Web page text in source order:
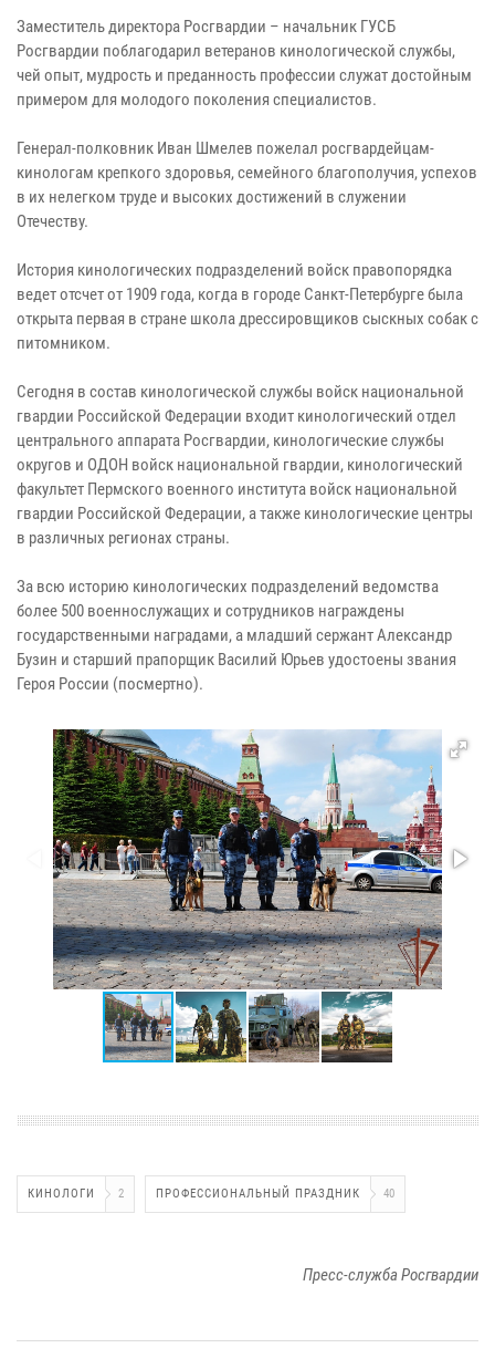
Заместитель директора Росгвардии – начальник ГУСБ
Росгвардии поблагодарил ветеранов кинологической службы,
чей опыт, мудрость и преданность профессии служат достойным
примером для молодого поколения специалистов.
Генерал-полковник Иван Шмелев пожелал росгвардейцам-
кинологам крепкого здоровья, семейного благополучия, успехов
в их нелегком труде и высоких достижений в служении
Отечеству.
История кинологических подразделений войск правопорядка
ведет отсчет от 1909 года, когда в городе Санкт-Петербурге была
открыта первая в стране школа дрессировщиков сыскных собак с
питомником.
Сегодня в состав кинологической службы войск национальной
гвардии Российской Федерации входит кинологический отдел
центрального аппарата Росгвардии, кинологические службы
округов и ОДОН войск национальной гвардии, кинологический
факультет Пермского военного института войск национальной
гвардии Российской Федерации, а также кинологические центры
в различных регионах страны.
За всю историю кинологических подразделений ведомства
более 500 военнослужащих и сотрудников награждены
государственными наградами, а младший сержант Александр
Бузин и старший прапорщик Василий Юрьев удостоены звания
Героя России (посмертно).
КИНОЛОГИ 2 ПРОФЕССИОНАЛЬНЫЙ ПРАЗДНИК 40
Пресс-служба Росгвардии